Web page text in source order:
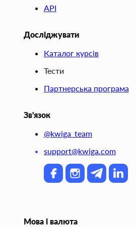
API
Досліджувати
Каталог курсів
Тести
Партнерська програма
Зв'язок
@kwiga_team
support@kwiga.com
Мова і валюта